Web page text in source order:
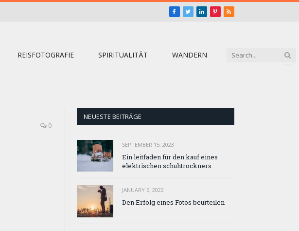
Facebook
TwitterLinkedInPinterest
RSS
REISFOTOGRAFIE SPIRITUALITÄT WANDERN
0
NEUESTE BEITRÄGE
SEPTEMBER 15, 2023
Ein leitfaden für den kauf eines
elektrischen schuhtrockners
JANUARY 6, 2022
Den Erfolg eines Fotos beurteilen